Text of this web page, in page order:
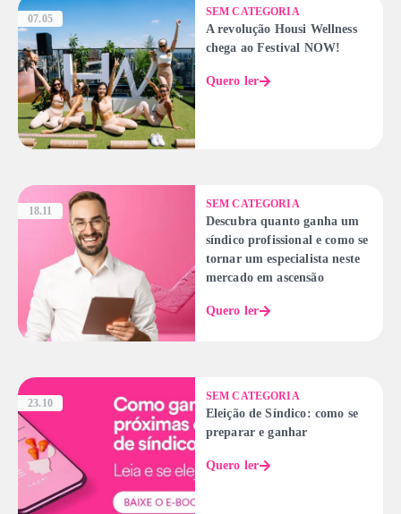
07.05
SEM CATEGORIA
A revolução Housi Wellness
chega ao Festival NOW!
Quero ler
18.11
SEM CATEGORIA
Descubra quanto ganha um
síndico profissional e como se
tornar um especialista neste
mercado em ascensão
Quero ler
23.10
SEM CATEGORIA
Eleição de Síndico: como se
preparar e ganhar
Quero ler